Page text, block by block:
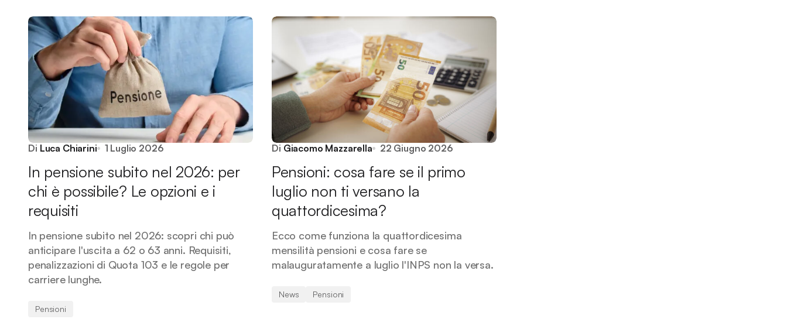
Di Luca Chiarini 1 Luglio 2026
In pensione subito nel 2026: per
chi è possibile? Le opzioni e i
requisiti
In pensione subito nel 2026: scopri chi può
anticipare l'uscita a 62 o 63 anni. Requisiti,
penalizzazioni di Quota 103 e le regole per
carriere lunghe.
Pensioni
Di Giacomo Mazzarella 22 Giugno 2026
Pensioni: cosa fare se il primo
luglio non ti versano la
quattordicesima?
Ecco come funziona la quattordicesima
mensilità pensioni e cosa fare se
malauguratamente a luglio l'INPS non la versa.
News Pensioni